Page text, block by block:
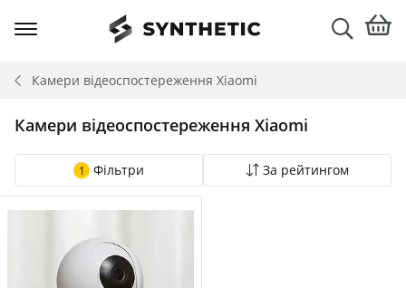
Камери відеоспостереження Xiaomi
Камери відеоспостереження Xiaomi
1 Фільтри За рейтингом